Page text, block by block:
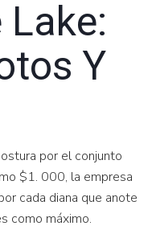
Lake:
Y
por el conjunto
$1. 000, la empresa
cada diana que anote
como máximo.